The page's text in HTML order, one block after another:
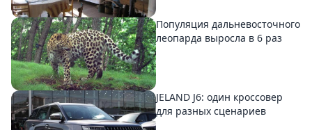
Популяция дальневосточного
леопарда выросла в 6 раз
JELAND J6: один кроссовер
для разных сценариев